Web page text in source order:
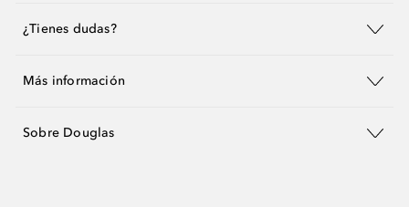
¿Tienes dudas?
Más información
Sobre Douglas